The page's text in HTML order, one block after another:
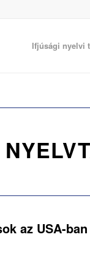
Ifjúsági nyelvi
az USA-ban